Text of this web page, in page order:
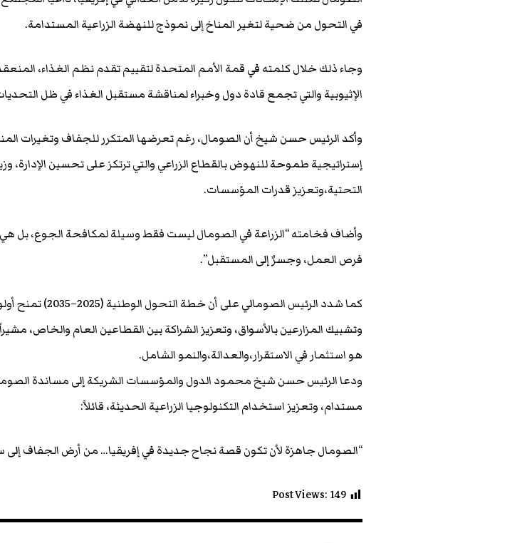
في التحول من ضحية لتغير المناخ إلى نموذج للنهضة الزراعية المستدامة.
وجاء ذلك خلال كلمته في قمة الأمم المتحدة لتقييم تقدم نظم الغذاء،
الإثيوبية والتي تجمع قادة دول وخبراء لمناقشة مستقبل الغذاء في ظل التحديات
وأكد الرئيس حسن شيخ أن الصومال، رغم تعرضها المتكرر للجفاف وتغيرات
إستراتيجية طموحة للنهوض بالقطاع الزراعي والتي ترتكز على تحسين الإدارة،
التحتية،وتعزيز قدرات المؤسسات.
وأضاف فخامته “الزراعة في الصومال ليست فقط وسيلة لمكافحة الجوع، بل هي
فرص العمل، وجسرٌ إلى المستقبل”.
كما شدد الرئيس الصومالي
وتشبيك المزارعين بالأسواق، وتعزيز الشراكة بين القطاعين العام والخاص،
هو استثمار في الاستقرار،والعدالة،والنمو الشامل.
ودعا الرئيس حسن شيخ محمود الدول والمؤسسات الشريكة إلى مساندة
مستدام، وتعزيز استخدام التكنولوجيا الزراعية الحديثة، قائلاً:
“الصومال جاهزة لأن تكون قصة نجاح جديدة في إفريقيا… من أرض الجفاف إلى
Post Views: 149